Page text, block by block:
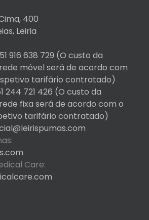
400
Leiria
916 638 729 (O custo da
móvel será de acordo com
tarifário contratado)
244 721 426 (O custo da
fixa será de acordo com o
tarifário contratado)
Care: